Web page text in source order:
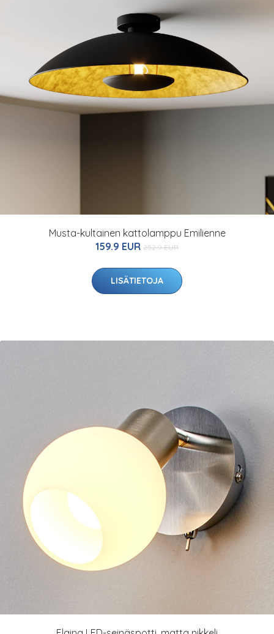
Musta-kultainen kattolamppu Emilienne
159.9 EUR 252.9 EUR
LISÄTIETOJA